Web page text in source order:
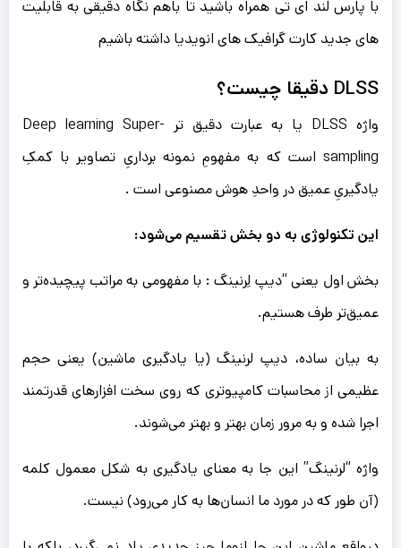
با پارس لند ای تی همراه باشید تا باهم نگاه دقیقی به قابلیت
های جدید کارت گرافیک های انویدیا داشته باشیم
DLSS دقیقا چیست؟
واژه DLSS یا به عبارت دقیق تر Deep learning Super-
sampling است که به مفهومِ نمونه برداریِ تصاویر با کمکِ
یادگیریِ عمیق در واحدِ هوش مصنوعی است .
این تکنولوژی به دو بخش تقسیم می‌شود:
بخش اول یعنی “دیپ لِرنینگ : با مفهومی به مراتب پیچیده‌تر و
عمیق‌تر طرف هستیم.
به بیان ساده، دیپ لرنینگ (یا یادگیری ماشین) یعنی حجم
عظیمی از محاسبات کامپیوتری که روی سخت افزارهای قدرتمند
اجرا شده و به مرور زمان بهتر و بهتر می‌شوند.
واژه “لرنینگ” این جا به معنای یادگیری به شکل معمول کلمه
(آن طور که در مورد ما انسان‌ها به کار می‌رود) نیست.